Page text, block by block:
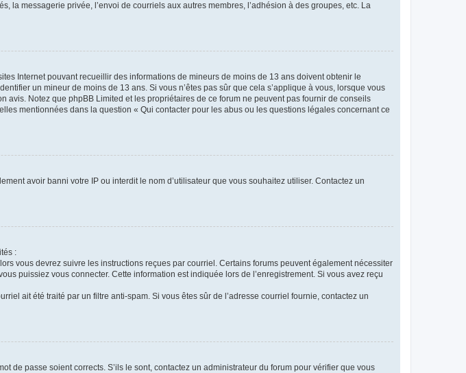
messagerie privée, l’envoi de courriels aux autres membres, l’adhésion à des groupes, etc. La
Internet pouvant recueillir des informations de mineurs de moins de 13 ans doivent obtenir le
un mineur de moins de 13 ans. Si vous n’êtes pas sûr que cela s’applique à vous, lorsque vous
Notez que phpBB Limited et les propriétaires de ce forum ne peuvent pas fournir de conseils
mentionnées dans la question « Qui contacter pour les abus ou les questions légales concernant ce
avoir banni votre IP ou interdit le nom d’utilisateur que vous souhaitez utiliser. Contactez un
:
vous devrez suivre les instructions reçues par courriel. Certains forums peuvent également nécessiter
puissiez vous connecter. Cette information est indiquée lors de l’enregistrement. Si vous avez reçu
ait été traité par un filtre anti-spam. Si vous êtes sûr de l’adresse courriel fournie, contactez un
de passe soient corrects. S’ils le sont, contactez un administrateur du forum pour vérifier que vous